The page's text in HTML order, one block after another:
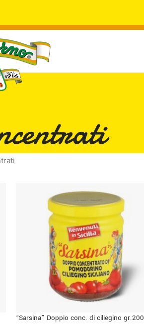
“Sarsina” Doppio conc. di ciliegino gr.200